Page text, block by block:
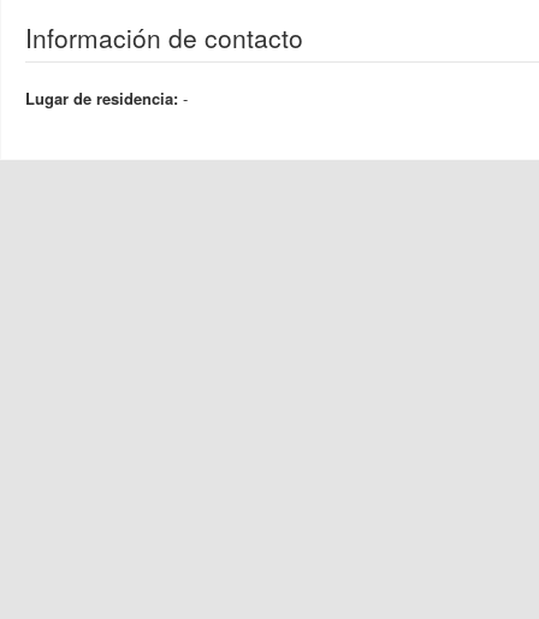
Información de contacto
Lugar de residencia: -